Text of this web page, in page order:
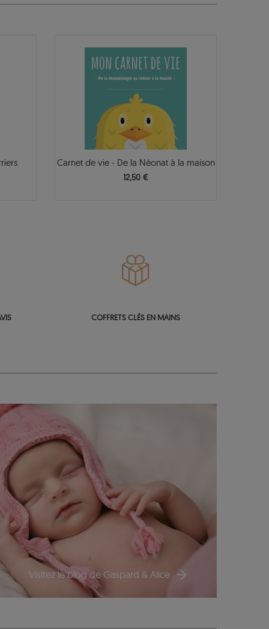
Carnet de vie - De la Néonat à la maison
12,50 €
COFFRETS CLÉS EN MAINS
Visitez le blog de Gaspard & Alice